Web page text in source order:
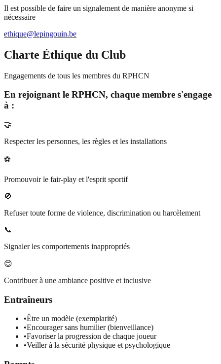
Il est possible de faire un signalement de manière anonyme si
nécessaire
ethique@lepingouin.be
Charte Éthique du Club
Engagements de tous les membres du RPHCN
En rejoignant le RPHCN, chaque membre s'engage
à :
🤝
Respecter les personnes, les règles et les installations
⚽
Promouvoir le fair-play et l'esprit sportif
🚫
Refuser toute forme de violence, discrimination ou harcèlement
📞
Signaler les comportements inappropriés
😊
Contribuer à une ambiance positive et inclusive
Entraîneurs
•Être un modèle (exemplarité)
•Encourager sans humilier (bienveillance)
•Favoriser la progression de chaque joueur
•Veiller à la sécurité physique et psychologique